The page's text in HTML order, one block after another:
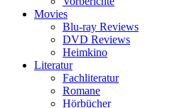
Movies
Blu-ray Reviews
DVD Reviews
Heimkino
Literatur
Fachliteratur
Romane
Hörbücher